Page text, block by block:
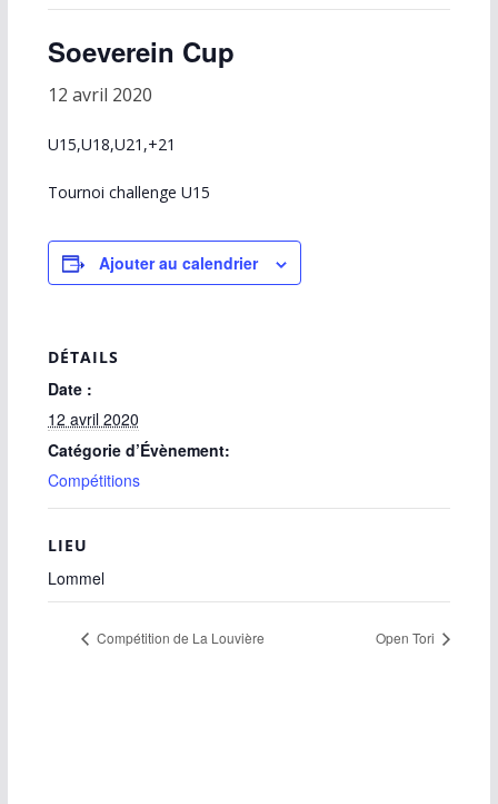
Soeverein Cup
12 avril 2020
U15,U18,U21,+21
Tournoi challenge U15
Ajouter au calendrier
DÉTAILS
Date :
12 avril 2020
Catégorie d’Évènement:
Compétitions
LIEU
Lommel
Compétition de La Louvière Open Tori